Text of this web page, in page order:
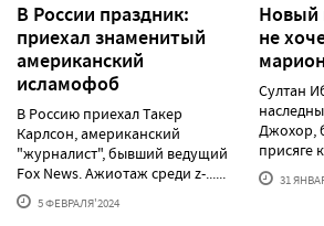
В России праздник:
приехал знаменитый
американский
исламофоб
В Россию приехал Такер
Карлсон, американский
"журналист", бывший ведущий
Fox News. Ажиотаж среди z-......
5 ФЕВРАЛЯ'2024
Новый
не
Султан
Джохор,
присяге
31